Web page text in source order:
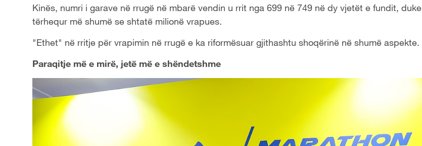
Kinës, numri i garave në rrugë në mbarë vendin u rrit nga 699 në 749 në dy vjetët e fundit, duke
tërhequr më shumë se shtatë milionë vrapues.
"Ethet" në rritje për vrapimin në rrugë e ka riformësuar gjithashtu shoqërinë në shumë aspekte.
Paraqitje më e mirë, jetë më e shëndetshme